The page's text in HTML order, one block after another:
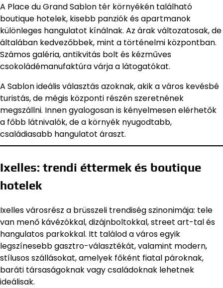
A Place du Grand Sablon tér környékén található
boutique hotelek, kisebb panziók és apartmanok
különleges hangulatot kínálnak. Az árak változatosak, de
általában kedvezőbbek, mint a történelmi központban.
Számos galéria, antikvitás bolt és kézműves
csokoládémanufaktúra várja a látogatókat.
A Sablon ideális választás azoknak, akik a város kevésbé
turistás, de mégis központi részén szeretnének
megszállni. Innen gyalogosan is kényelmesen elérhetők
a főbb látnivalók, de a környék nyugodtabb,
családiasabb hangulatot áraszt.
Ixelles: trendi éttermek és boutique
hotelek
Ixelles városrész a brüsszeli trendiség szinonimája: tele
van menő kávézókkal, dizájnboltokkal, street art-tal és
hangulatos parkokkal. Itt találod a város egyik
legszínesebb gasztro-választékát, valamint modern,
stílusos szállásokat, amelyek főként fiatal pároknak,
baráti társaságoknak vagy családoknak lehetnek
ideálisak.